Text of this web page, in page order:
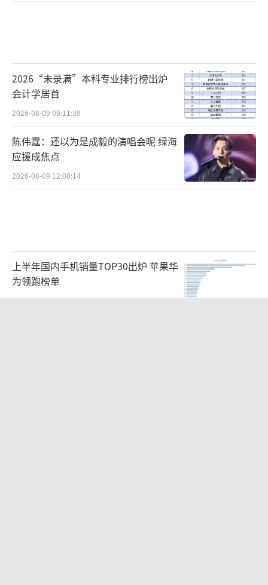
2026“未录满”本科专业排行榜出炉
会计学居首
2026-08-09 09:11:38
陈伟霆：还以为是成毅的演唱会呢 绿海
应援成焦点
2026-08-09 12:08:14
上半年国内手机销量TOP30出炉 苹果华
为领跑榜单
2026-08-08 22:41:15